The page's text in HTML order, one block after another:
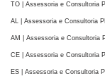
TO | Assessoria e Consultoria
AL | Assessoria e Consultoria
AM | Assessoria e Consultoria
CE | Assessoria e Consultoria
ES | Assessoria e Consultoria